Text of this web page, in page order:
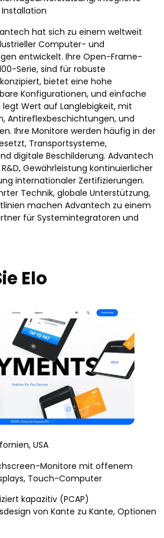
hat sich zu einem weltweit
Computer- und
entwickelt. Ihre Open-Frame-
Serie, sind für robuste
bietet eine hohe
Konfigurationen, und einfache
Wert auf Langlebigkeit, mit
Antireflexbeschichtungen, und
Ihre Monitore werden häufig in der
Transportsysteme,
digitale Beschilderung. Advantech
Gewährleistung kontinuierlicher
internationaler Zertifizierungen.
Technik, globale Unterstützung,
machen Advantech zu einem
für Systemintegratoren und
Elo
USA
Monitore mit offenem
Touch-Computer
kapazitiv (PCAP)
von Kante zu Kante, Optionen